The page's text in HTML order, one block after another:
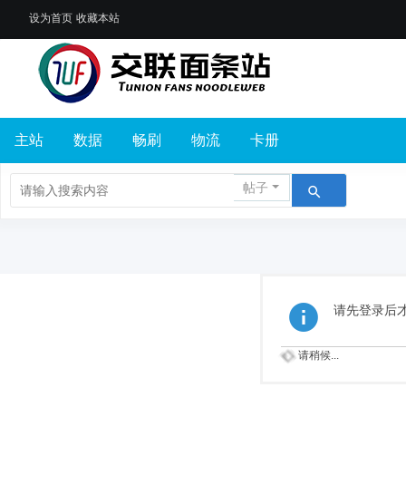
设为首页 收藏本站
主站 数据 畅刷 物流 卡册
帖子
请先登录后
请稍候...